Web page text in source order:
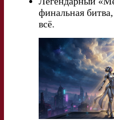
финальная
всё.